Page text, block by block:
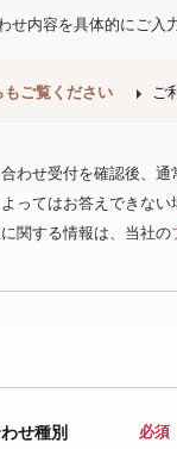
せ内容を具体的にご入
もご覧ください ご
わせ受付を確認後、通
ってはお答えできない
関する情報は、当社の
せ種別 必須